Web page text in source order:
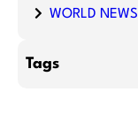
WORLD NEWS
Tags